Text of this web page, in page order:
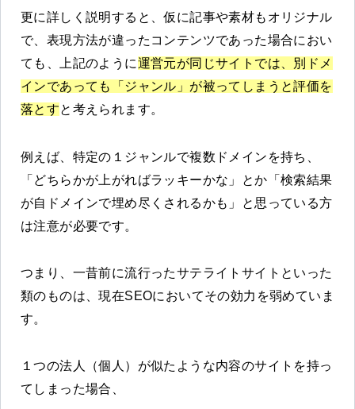
更に詳しく説明すると、仮に記事や素材もオリジナル
で、表現方法が違ったコンテンツであった場合におい
ても、上記のように運営元が同じサイトでは、別ドメ
インであっても「ジャンル」が被ってしまうと評価を
落とすと考えられます。
例えば、特定の１ジャンルで複数ドメインを持ち、
「どちらかが上がればラッキーかな」とか「検索結果
が自ドメインで埋め尽くされるかも」と思っている方
は注意が必要です。
つまり、一昔前に流行ったサテライトサイトといった
類のものは、現在SEOにおいてその効力を弱めていま
す。
１つの法人（個人）が似たような内容のサイトを持っ
てしまった場合、